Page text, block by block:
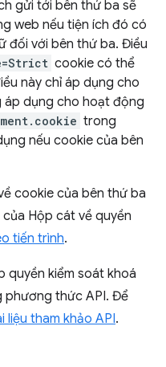
gửi tới bên thứ ba sẽ
web nếu tiện ích đó có
đối với bên thứ ba. Điều
cookie có thể
này chỉ áp dụng cho
áp dụng cho hoạt động
trong
nếu cookie của bên
cookie của bên thứ ba
Hộp cát về quyền
tiến trình.
quyền kiểm soát khoá
phương thức API. Để
liệu tham khảo API.